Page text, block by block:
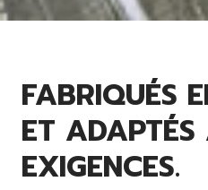
FABRIQUÉS
ET
EXIGENCES.